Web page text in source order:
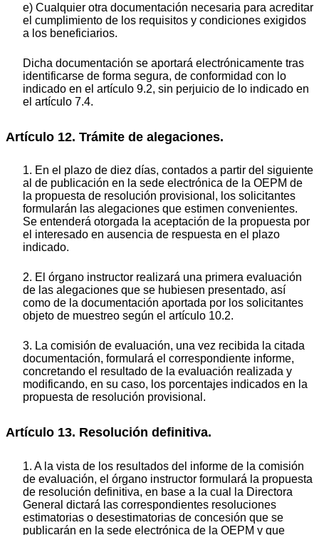
e) Cualquier otra documentación necesaria para acreditar
el cumplimiento de los requisitos y condiciones exigidos
a los beneficiarios.
Dicha documentación se aportará electrónicamente tras
identificarse de forma segura, de conformidad con lo
indicado en el artículo 9.2, sin perjuicio de lo indicado en
el artículo 7.4.
Artículo 12. Trámite de alegaciones.
1. En el plazo de diez días, contados a partir del siguiente
al de publicación en la sede electrónica de la OEPM de
la propuesta de resolución provisional, los solicitantes
formularán las alegaciones que estimen convenientes.
Se entenderá otorgada la aceptación de la propuesta por
el interesado en ausencia de respuesta en el plazo
indicado.
2. El órgano instructor realizará una primera evaluación
de las alegaciones que se hubiesen presentado, así
como de la documentación aportada por los solicitantes
objeto de muestreo según el artículo 10.2.
3. La comisión de evaluación, una vez recibida la citada
documentación, formulará el correspondiente informe,
concretando el resultado de la evaluación realizada y
modificando, en su caso, los porcentajes indicados en la
propuesta de resolución provisional.
Artículo 13. Resolución definitiva.
1. A la vista de los resultados del informe de la comisión
de evaluación, el órgano instructor formulará la propuesta
de resolución definitiva, en base a la cual la Directora
General dictará las correspondientes resoluciones
estimatorias o desestimatorias de concesión que se
publicarán en la sede electrónica de la OEPM y que